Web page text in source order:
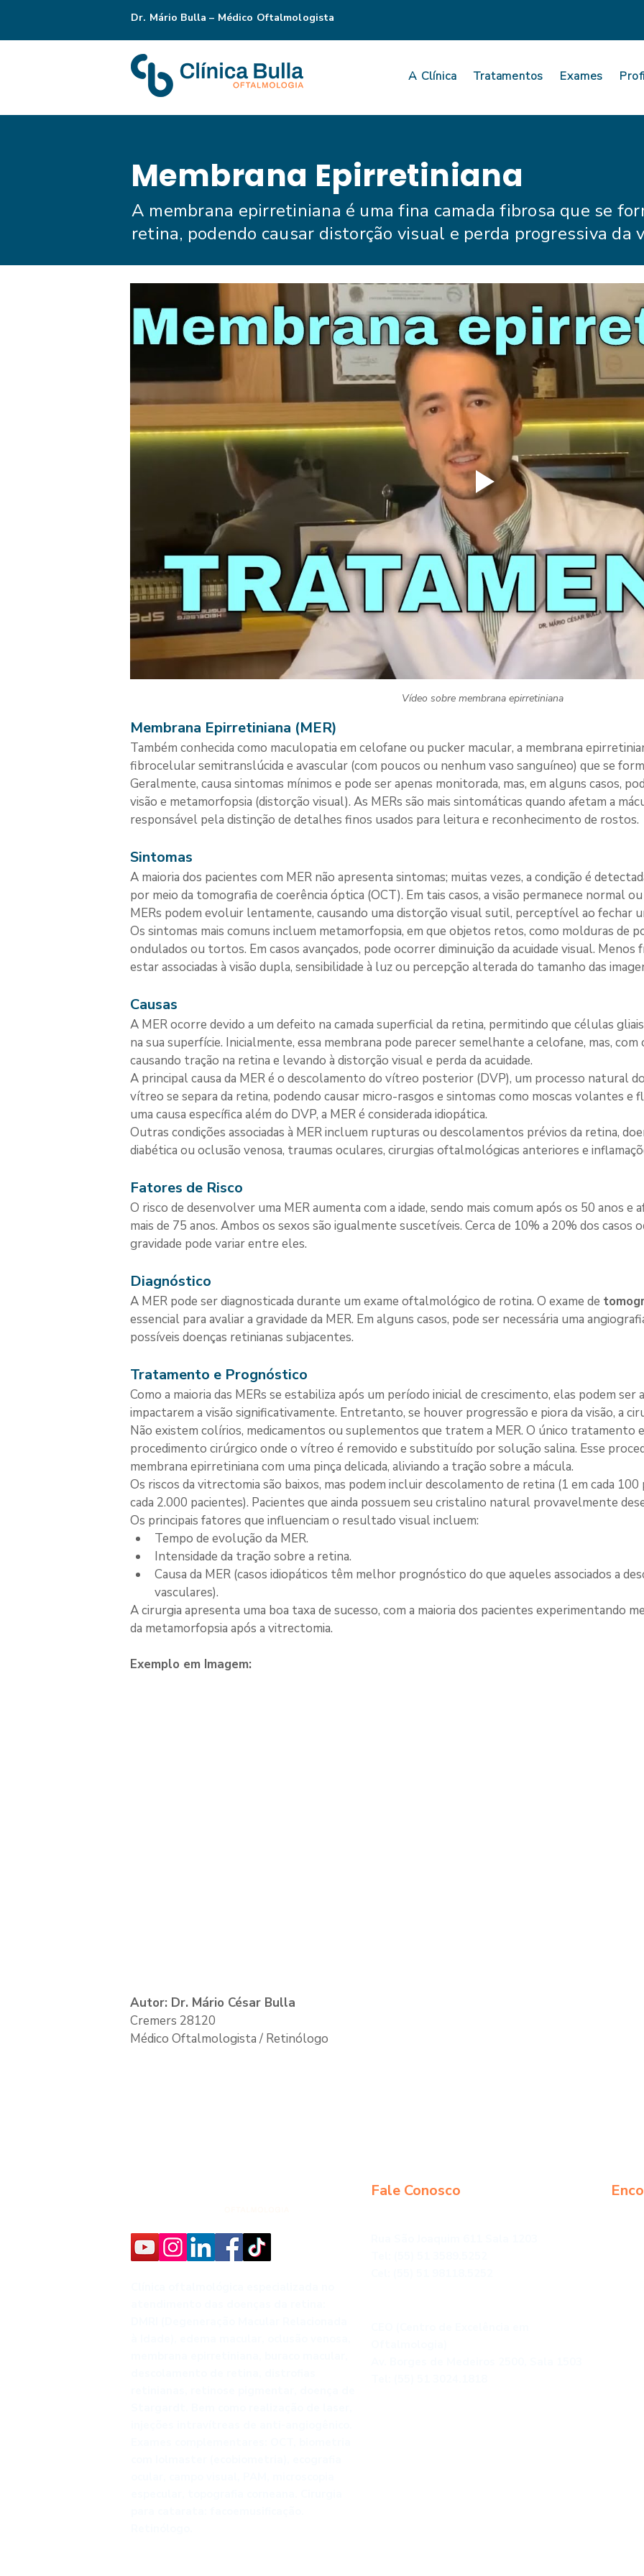
Dr. Mário Bulla – Médico Oftalmologista
A Clínica Tratamentos Exames
Membrana Epirretiniana
A membrana epirretiniana é uma fina camada fibrosa que se
retina, podendo causar distorção visual e perda progressiva da
Vídeo sobre membrana epirretiniana
Membrana Epirretiniana (MER)
Também conhecida como maculopatia em celofane ou pucker macular, a membrana
fibrocelular semitranslúcida e avascular (com poucos ou nenhum vaso sanguíneo) que se
Geralmente, causa sintomas mínimos e pode ser apenas monitorada, mas, em alguns casos,
visão e metamorfopsia (distorção visual). As MERs são mais sintomáticas quando afetam a
responsável pela distinção de detalhes finos usados para leitura e reconhecimento de rostos.
Sintomas
A maioria dos pacientes com MER não apresenta sintomas; muitas vezes, a condição é
por meio da tomografia de coerência óptica (OCT). Em tais casos, a visão permanece normal
MERs podem evoluir lentamente, causando uma distorção visual sutil, perceptível ao fechar
Os sintomas mais comuns incluem metamorfopsia, em que objetos retos, como molduras de
ondulados ou tortos. Em casos avançados, pode ocorrer diminuição da acuidade visual.
estar associadas à visão dupla, sensibilidade à luz ou percepção alterada do tamanho das
Causas
A MER ocorre devido a um defeito na camada superficial da retina, permitindo que células
na sua superfície. Inicialmente, essa membrana pode parecer semelhante a celofane, mas,
causando tração na retina e levando à distorção visual e perda da acuidade.
A principal causa da MER é o descolamento do vítreo posterior (DVP), um processo natural
vítreo se separa da retina, podendo causar micro-rasgos e sintomas como moscas volantes e
uma causa específica além do DVP, a MER é considerada idiopática.
Outras condições associadas à MER incluem rupturas ou descolamentos prévios da retina,
diabética ou oclusão venosa, traumas oculares, cirurgias oftalmológicas anteriores e
Fatores de Risco
O risco de desenvolver uma MER aumenta com a idade, sendo mais comum após os 50 anos e
mais de 75 anos. Ambos os sexos são igualmente suscetíveis. Cerca de 10% a 20% dos casos
gravidade pode variar entre eles.
Diagnóstico
A MER pode ser diagnosticada durante um exame oftalmológico de rotina. O exame de
essencial para avaliar a gravidade da MER. Em alguns casos, pode ser necessária uma
possíveis doenças retinianas subjacentes.
Tratamento e Prognóstico
Como a maioria das MERs se estabiliza após um período inicial de crescimento, elas podem ser
impactarem a visão significativamente. Entretanto, se houver progressão e piora da visão, a
Não existem colírios, medicamentos ou suplementos que tratem a MER. O único tratamento
procedimento cirúrgico onde o vítreo é removido e substituído por solução salina. Esse
membrana epirretiniana com uma pinça delicada, aliviando a tração sobre a mácula.
Os riscos da vitrectomia são baixos, mas podem incluir descolamento de retina (1 em cada
cada 2.000 pacientes). Pacientes que ainda possuem seu cristalino natural provavelmente
Os principais fatores que influenciam o resultado visual incluem:
Tempo de evolução da MER.
Intensidade da tração sobre a retina.
Causa da MER (casos idiopáticos têm melhor prognóstico do que aqueles associados a
vasculares).
A cirurgia apresenta uma boa taxa de sucesso, com a maioria dos pacientes experimentando
da metamorfopsia após a vitrectomia.
Exemplo em Imagem:
Autor: Dr. Mário César Bulla
Cremers 28120
Médico Oftalmologista / Retinólogo
Fale Conosco